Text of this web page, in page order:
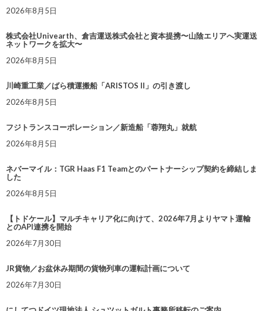
2026年8月5日
株式会社Univearth、倉吉運送株式会社と資本提携〜山陰エリアへ実運送
ネットワークを拡大〜
2026年8月5日
川崎重工業／ばら積運搬船「ARISTOS II」の引き渡し
2026年8月5日
フジトランスコーポレーション／新造船「蓉翔丸」就航
2026年8月5日
ネバーマイル：TGR Haas F1 Teamとのパートナーシップ契約を締結しま
した
2026年8月5日
【トドケール】マルチキャリア化に向けて、2026年7月よりヤマト運輸
とのAPI連携を開始
2026年7月30日
JR貨物／お盆休み期間の貨物列車の運転計画について
2026年7月30日